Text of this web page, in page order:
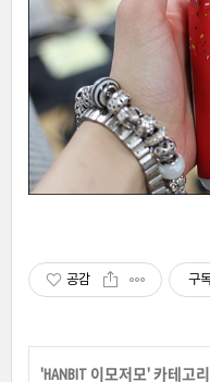
공감 구
'HANBIT 이모저모' 카테고